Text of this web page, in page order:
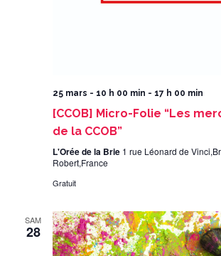
25 mars - 10 h 00 min - 17 h 00 min
[CCOB] Micro-Folie “Les
de la CCOB”
L'Orée de la Brie 1 rue Léonard de
Robert,France
Gratuit
SAM
28